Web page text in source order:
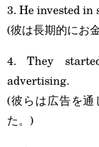
3. He invested in
(彼は長期的にお
4. They
advertising.
(彼らは広告を通
た。)